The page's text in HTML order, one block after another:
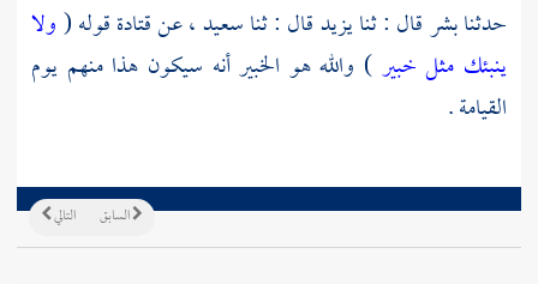
حدثنابشرقال : ثنايزيدقال : ثناسعيد ،عنقتادةقوله (ولا
ينبئك مثل خبير) والله هو الخبير أنه سيكون هذا منهم يوم
القيامة .
التالي السابق